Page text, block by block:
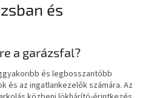
és
a garázsfal?
és legbosszantóbb
és az ingatlankezelők számára. Az